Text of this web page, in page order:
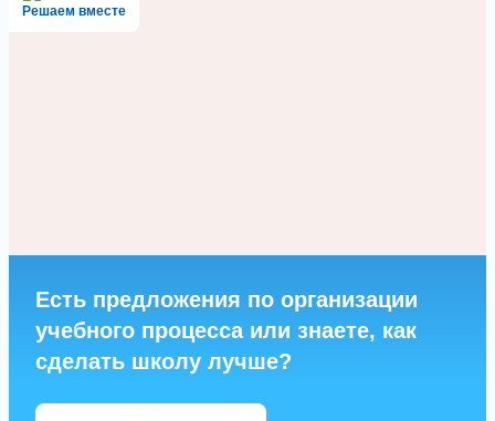
Решаем вместе
Есть предложения по организации
учебного процесса или знаете, как
сделать школу лучше?